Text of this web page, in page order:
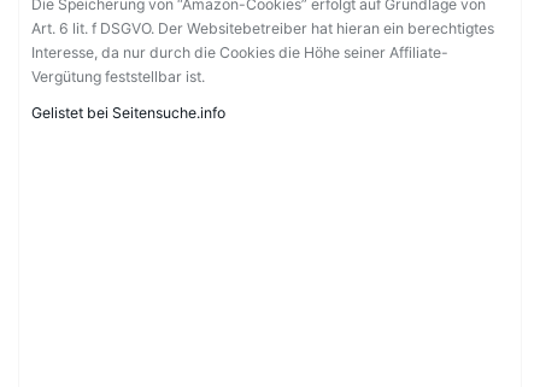
Die Speicherung von “Amazon-Cookies” erfolgt auf Grundlage von
Art. 6 lit. f DSGVO. Der Websitebetreiber hat hieran ein berechtigtes
Interesse, da nur durch die Cookies die Höhe seiner Affiliate-
Vergütung feststellbar ist.
Gelistet bei Seitensuche.info